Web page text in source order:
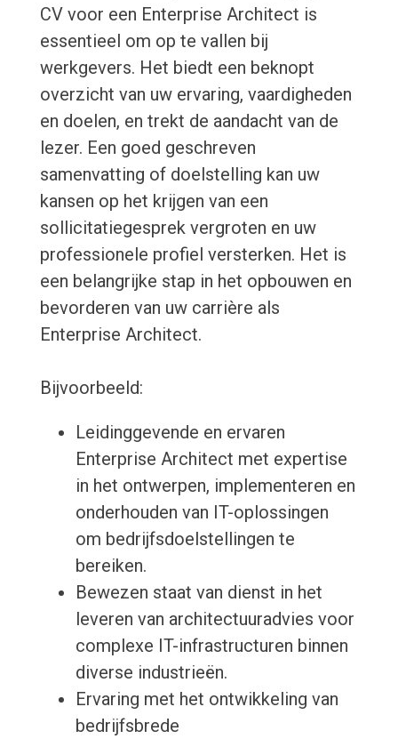
CV voor een Enterprise Architect is
essentieel om op te vallen bij
werkgevers. Het biedt een beknopt
overzicht van uw ervaring, vaardigheden
en doelen, en trekt de aandacht van de
lezer. Een goed geschreven
samenvatting of doelstelling kan uw
kansen op het krijgen van een
sollicitatiegesprek vergroten en uw
professionele profiel versterken. Het is
een belangrijke stap in het opbouwen en
bevorderen van uw carrière als
Enterprise Architect.
Bijvoorbeeld:
Leidinggevende en ervaren
Enterprise Architect met expertise
in het ontwerpen, implementeren en
onderhouden van IT-oplossingen
om bedrijfsdoelstellingen te
bereiken.
Bewezen staat van dienst in het
leveren van architectuuradvies voor
complexe IT-infrastructuren binnen
diverse industrieën.
Ervaring met het ontwikkeling van
bedrijfsbrede